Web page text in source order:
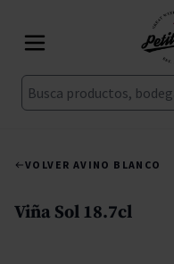
Buscar
VOLVER AVINO BLANCO
Viña Sol 18.7cl